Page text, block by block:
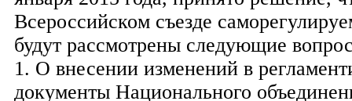
Всероссийском съезде
будут рассмотрены следующие
1. О внесении изменений в
документы Национального